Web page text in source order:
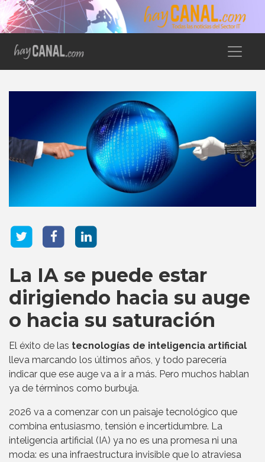
La IA se puede estar
dirigiendo hacia su auge
o hacia su saturación
El éxito de las tecnologías de inteligencia artificial
lleva marcando los últimos años, y todo parecería
indicar que ese auge va a ir a más. Pero muchos hablan
ya de términos como burbuja.
2026 va a comenzar con un paisaje tecnológico que
combina entusiasmo, tensión e incertidumbre. La
inteligencia artificial (IA) ya no es una promesa ni una
moda: es una infraestructura invisible que lo atraviesa